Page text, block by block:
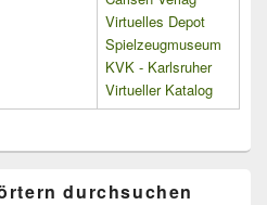
Virtuelles Depot
Spielzeugmuseum
KVK - Karlsruher
Virtueller Katalog
durchsuchen